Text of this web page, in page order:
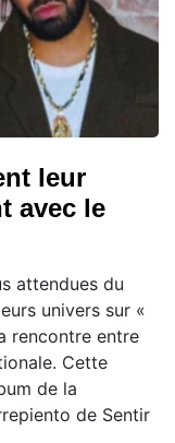
leur
avec le
attendues du
univers sur «
rencontre entre
Cette
de la
de Sentir